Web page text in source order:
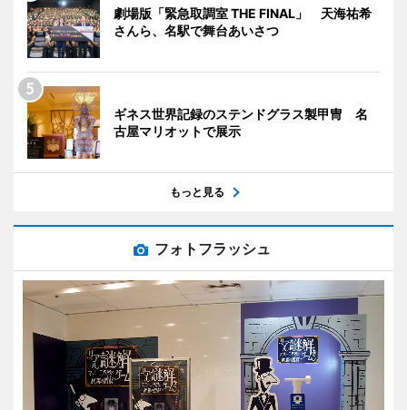
劇場版「緊急取調室 THE FINAL」 天海祐希
さんら、名駅で舞台あいさつ
ギネス世界記録のステンドグラス製甲冑 名
古屋マリオットで展示
もっと見る
フォトフラッシュ